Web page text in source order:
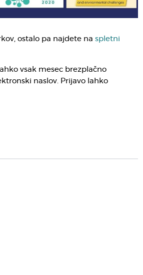
ostalo pa najdete na spletni
vsak mesec brezplačno
naslov. Prijavo lahko